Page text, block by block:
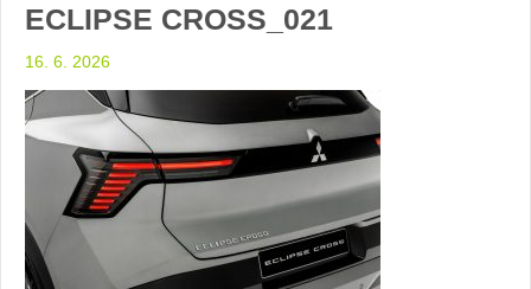
ECLIPSE CROSS_021
16. 6. 2026